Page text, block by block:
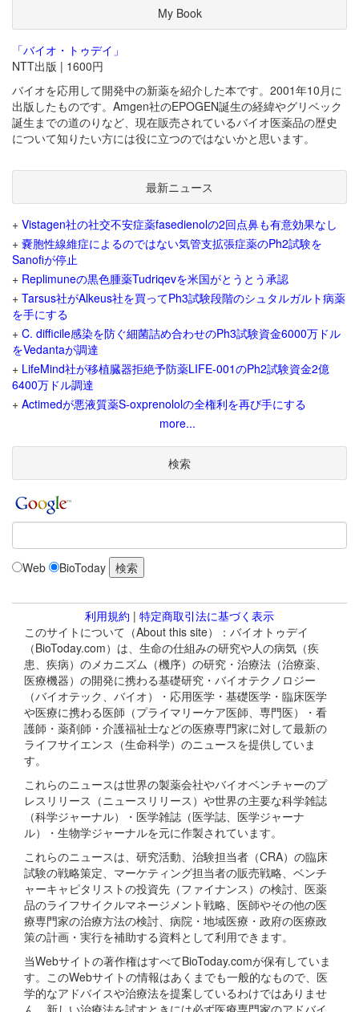
My Book
「バイオ・トゥデイ」
NTT出版 | 1600円
バイオを応用して開発中の新薬を紹介した本です。2001年10月に
出版したものです。Amgen社のEPOGEN誕生の経緯やグリベック
誕生までの道のりなど、現在販売されているバイオ医薬品の歴史
について知りたい方には役に立つのではないかと思います。
最新ニュース
+ Vistagen社の社交不安症薬fasedienolの2回点鼻も有意効果なし
+ 嚢胞性線維症によるのではない気管支拡張症薬のPh2試験を
Sanofiが停止
+ Replimuneの黒色腫薬Tudriqevを米国がとうとう承認
+ Tarsus社がAlkeus社を買ってPh3試験段階のシュタルガルト病薬
を手にする
+ C. difficile感染を防ぐ細菌詰め合わせのPh3試験資金6000万ドル
をVedantaが調達
+ LifeMind社が移植臓器拒絶予防薬LIFE-001のPh2試験資金2億
6400万ドル調達
+ Actimedが悪液質薬S-oxprenololの全権利を再び手にする
more...
検索
Web BioToday
利用規約 | 特定商取引法に基づく表示
このサイトについて（About this site）：バイオトゥデイ
（BioToday.com）は、生命の仕組みの研究や人の病気（疾
患、疾病）のメカニズム（機序）の研究・治療法（治療薬、
医療機器）の開発に携わる基礎研究・バイオテクノロジー
（バイオテック、バイオ）・応用医学・基礎医学・臨床医学
や医療に携わる医師（プライマリーケア医師、専門医）・看
護師・薬剤師・介護福祉士などの医療専門家に対して最新の
ライフサイエンス（生命科学）のニュースを提供していま
す。
これらのニュースは世界の製薬会社やバイオベンチャーのプ
レスリリース（ニュースリリース）や世界の主要な科学雑誌
（科学ジャーナル）・医学雑誌（医学誌、医学ジャーナ
ル）・生物学ジャーナルを元に作製されています。
これらのニュースは、研究活動、治験担当者（CRA）の臨床
試験の戦略策定、マーケティング担当者の販売戦略、ベンチ
ャーキャピタリストの投資先（ファイナンス）の検討、医薬
品のライフサイクルマネージメント戦略、医師やその他の医
療専門家の治療方法の検討、病院・地域医療・政府の医療政
策の計画・実行を補助する資料として利用できます。
当Webサイトの著作権はすべてBioToday.comが保有していま
す。このWebサイトの情報はあくまでも一般的なもので、医
学的なアドバイスや治療法を提案しているわけではありませ